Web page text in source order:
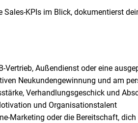
Sales-KPIs im Blick, dokumentierst
Vertrieb, Außendienst oder eine
Neukundengewinnung und am
Verhandlungsgeschick und
und Organisationstalent
Marketing oder die Bereitschaft,